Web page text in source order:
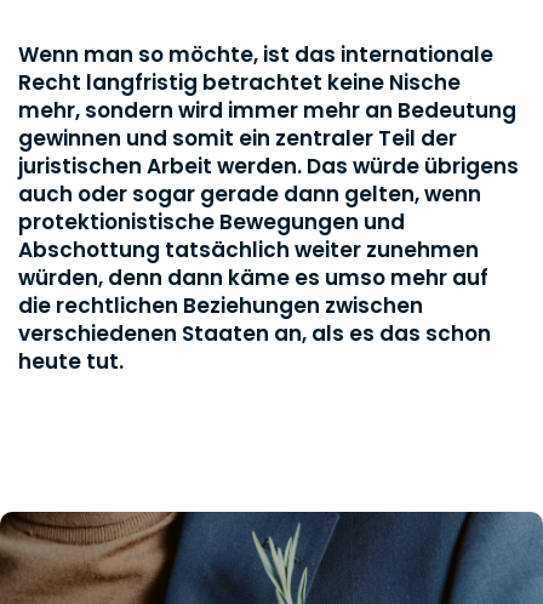
Wenn man so möchte, ist das internationale
Recht langfristig betrachtet keine Nische
mehr, sondern wird immer mehr an Bedeutung
gewinnen und somit ein zentraler Teil der
juristischen Arbeit werden. Das würde übrigens
auch oder sogar gerade dann gelten, wenn
protektionistische Bewegungen und
Abschottung tatsächlich weiter zunehmen
würden, denn dann käme es umso mehr auf
die rechtlichen Beziehungen zwischen
verschiedenen Staaten an, als es das schon
heute tut.